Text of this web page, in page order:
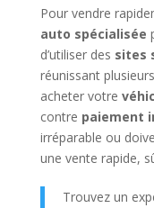
Pour vendre
auto spécialisée
d’utiliser des sites
réunissant plusieurs
acheter votre
contre paiement
irréparable ou
une vente rapide,
Trouvez un